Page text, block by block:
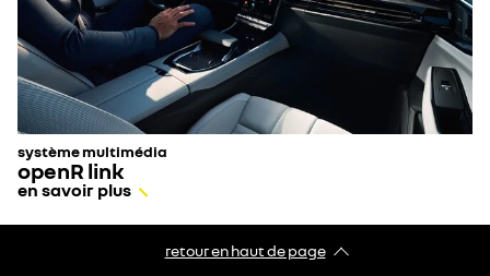
système multimédia
openR link
en savoir plus
retour en haut de page​